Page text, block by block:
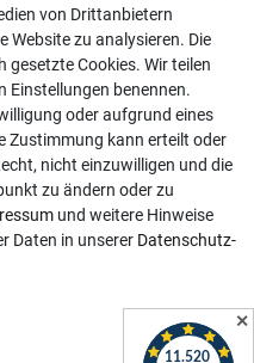
✕
von Drittanbietern
Website zu analysieren. Die
Cookies. Wir teilen
Einstellungen benennen.
oder aufgrund eines
Zustimmung kann erteilt oder
nicht einzuwilligen und die
zu ändern oder zu
und weitere Hinweise
Daten in unserer Daten­schutz­